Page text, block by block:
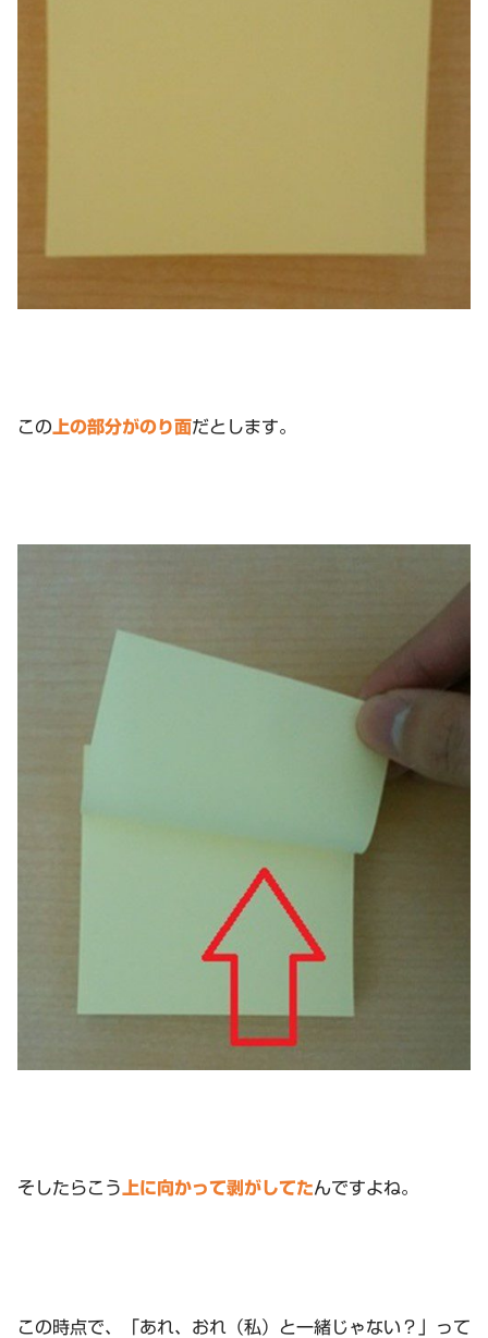
この 上の部分がのり面だとします。
そしたらこう 上に向かって剥がしてたんですよね。
この時点で、「あれ、おれ（私）と一緒じゃない？」って